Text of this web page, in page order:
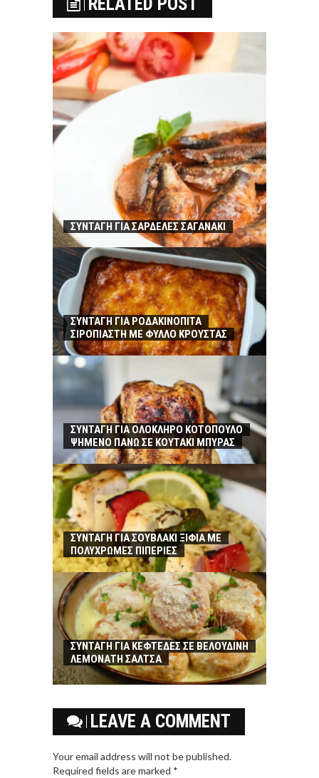
ΣΥΝΤΑΓΗ ΓΙΑ ΣΑΡΔΕΛΕΣ ΣΑΓΑΝΑΚΙ
ΣΥΝΤΑΓΗ ΓΙΑ ΡΟΔΑΚΙΝΟΠΙΤΑ
ΣΙΡΟΠΙΑΣΤΗ ΜΕ ΦΥΛΛΟ ΚΡΟΥΣΤΑΣ
ΣΥΝΤΑΓΗ ΓΙΑ ΟΛΟΚΛΗΡΟ ΚΟΤΟΠΟΥΛΟ
ΨΗΜΕΝΟ ΠΑΝΩ ΣΕ ΚΟΥΤΑΚΙ ΜΠΥΡΑΣ
ΣΥΝΤΑΓΗ ΓΙΑ ΣΟΥΒΛΑΚΙ ΞΙΦΙΑ ΜΕ
ΠΟΛΥΧΡΩΜΕΣ ΠΙΠΕΡΙΕΣ
ΣΥΝΤΑΓΗ ΓΙΑ ΚΕΦΤΕΔΕΣ ΣΕ ΒΕΛΟΥΔΙΝΗ
ΛΕΜΟΝΑΤΗ ΣΑΛΤΣΑ
LEAVE A COMMENT
Your email address will not be published.
Required fields are marked *